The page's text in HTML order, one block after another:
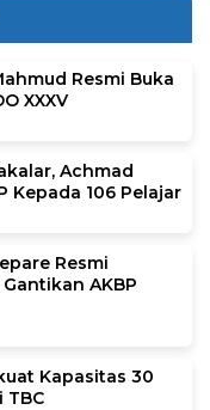
Resmi Buka
XXXV
Achmad
Kepada 106 Pelajar
Resmi
AKBP
Kapasitas 30
TBC